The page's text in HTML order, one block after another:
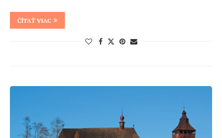
ČÍTAŤ VIAC